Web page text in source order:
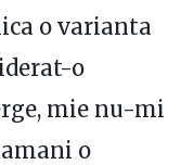
o varianta
o
mie nu-mi
o